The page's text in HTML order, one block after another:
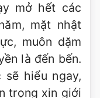
mở hết các
mặt nhật
muôn dặm
là đến bến.
hiểu ngay,
trọng xin giới